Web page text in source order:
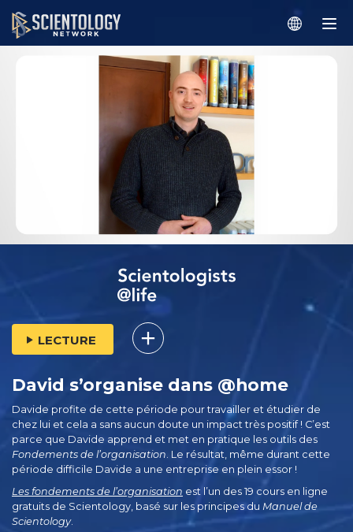
LECTURE
David s’organise dans @home
Davide profite de cette période pour travailler et étudier de
chez lui et cela a sans aucun doute un impact très positif ! C’est
parce que Davide apprend et met en pratique les outils des
Fondements de l’organisation . Le résultat, même durant cette
période difficile Davide a une entreprise en plein essor !
Les fondements de l’organisation est l’un des 19 cours en ligne
gratuits de Scientology, basé sur les principes du Manuel de
Scientology.